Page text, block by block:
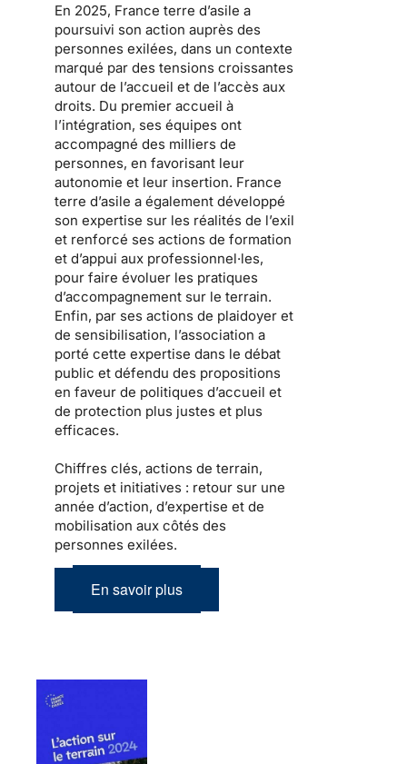
En 2025, France terre d’asile a
poursuivi son action auprès des
personnes exilées, dans un contexte
marqué par des tensions croissantes
autour de l’accueil et de l’accès aux
droits. Du premier accueil à
l’intégration, ses équipes ont
accompagné des milliers de
personnes, en favorisant leur
autonomie et leur insertion. France
terre d’asile a également développé
son expertise sur les réalités de l’exil
et renforcé ses actions de formation
et d’appui aux professionnel·les,
pour faire évoluer les pratiques
d’accompagnement sur le terrain.
Enfin, par ses actions de plaidoyer et
de sensibilisation, l’association a
porté cette expertise dans le débat
public et défendu des propositions
en faveur de politiques d’accueil et
de protection plus justes et plus
efficaces.
Chiffres clés, actions de terrain,
projets et initiatives : retour sur une
année d’action, d’expertise et de
mobilisation aux côtés des
personnes exilées.
En savoir plus